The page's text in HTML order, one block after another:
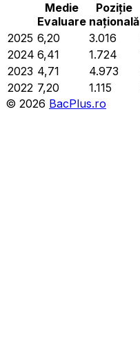
Medie
Evaluare
Poziție
națională
2025 6,20 3.016
2024 6,41 1.724
2023 4,71 4.973
2022 7,20 1.115
© 2026 BacPlus.ro